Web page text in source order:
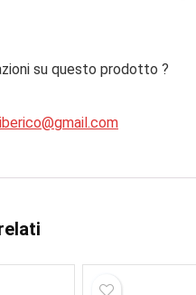
su questo prodotto ?